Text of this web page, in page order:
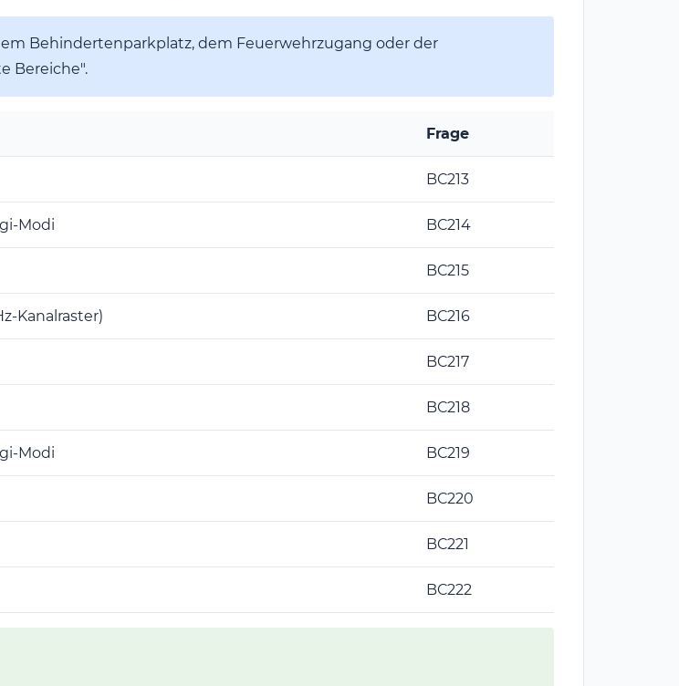
Behindertenparkplatz, dem Feuerwehrzugang oder der
Bereiche".
Frage
BC213
Modi BC214
BC215
Kanalraster) BC216
BC217
BC218
Modi BC219
BC220
BC221
BC222